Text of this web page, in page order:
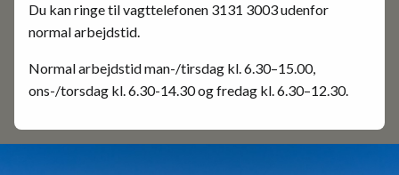
Du kan ringe til vagttelefonen 3131 3003 udenfor
normal arbejdstid.
Normal arbejdstid man-/tirsdag kl. 6.30–15.00,
ons-/torsdag kl. 6.30-14.30 og fredag kl. 6.30–12.30.